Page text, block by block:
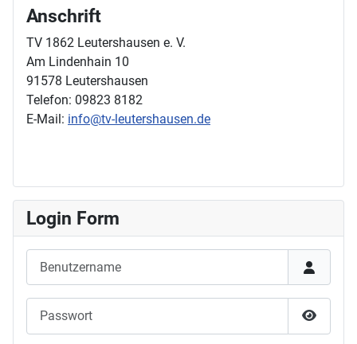
Anschrift
TV 1862 Leutershausen e. V.
Am Lindenhain 10
91578 Leutershausen
Telefon: 09823 8182
E-Mail: info@tv-leutershausen.de
Login Form